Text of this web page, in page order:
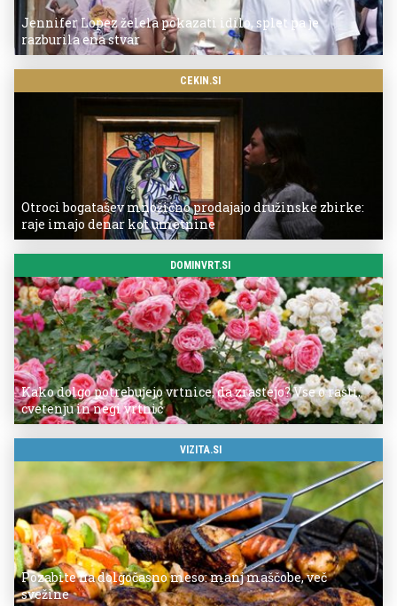
Jennifer Lopez želela pokazati idilo, splet pa je
razburila ena stvar
CEKIN.SI
Otroci bogatašev množično prodajajo družinske zbirke:
raje imajo denar kot umetnine
DOMINVRT.SI
Kako dolgo potrebujejo vrtnice, da zrastejo? Vse o rasti,
cvetenju in negi vrtnic
VIZITA.SI
Pozabite na dolgočasno meso: manj maščobe, več
svežine